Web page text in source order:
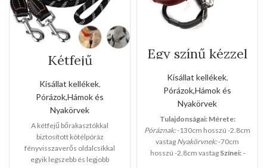
Kétfejű
bőrakasztókkal
biztosított
kötélpóráz
fényvisszaverős
oldalcsíkkal(Kis
méret)
Kisállat kellékek,
Pórázok,Hámok és
Nyakörvek
A kétfejű bőrakasztókkal
biztosított kötélpóráz
fényvisszaverős oldalcsíkkal
egyik legszebb és legjobb
Egy színű kézzel
varrott bőr póráz
és nyakörv
szett(Nagy
méret)
Kisállat kellékek,
Pórázok,Hámok és
Nyakörvek
Tulajdonságai: Mérete:
Póráznak:-130cm hosszú -2.8cm
vastag Nyakörvnek:-70cm
hosszú -2,8cm vastag Színei: -